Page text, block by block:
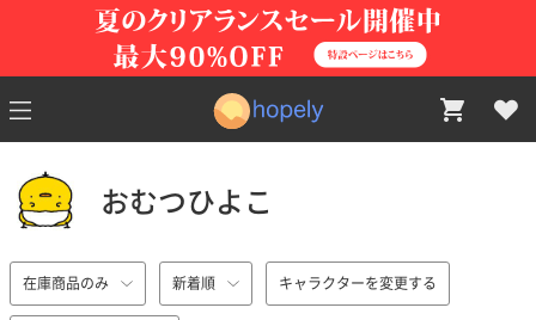
おむつひよこ
在庫商品のみ 新着順 キャラクターを変更する